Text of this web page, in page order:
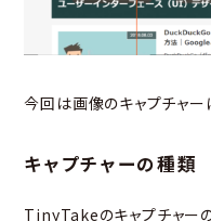
今回は画像のキャプチャー
キャプチャーの種類
TinyTakeのキャプチャー